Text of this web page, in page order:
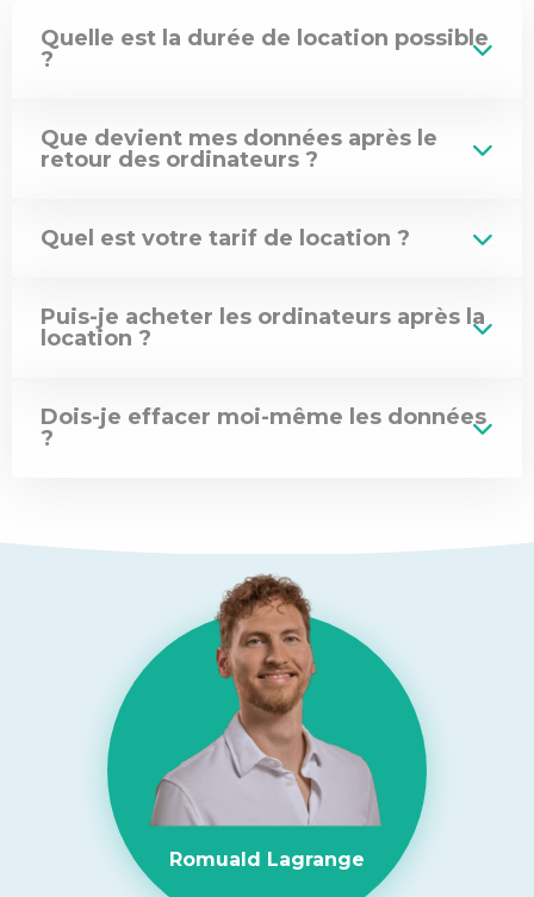
Digital
Deploy
Quelle est la durée de location possible
?
Que devient mes données après le
retour des ordinateurs ?
Quel est votre tarif de location ?
Puis-je acheter les ordinateurs après la
location ?
Dois-je effacer moi-même les données
?
Romuald Lagrange